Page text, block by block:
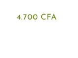
4.700 CFA